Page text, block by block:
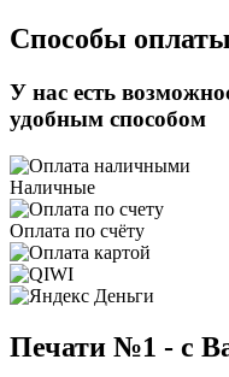
Способы оплаты
У нас есть
удобным способом
Наличные
Оплата по счёту
Печати №1 - с